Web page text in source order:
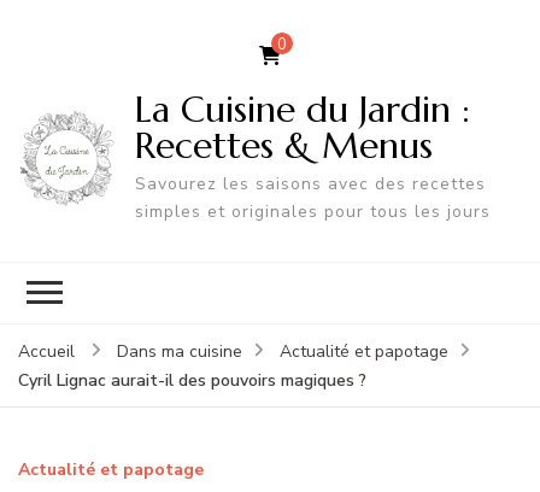
0
La Cuisine du Jardin :
Recettes & Menus
Savourez les saisons avec des recettes
simples et originales pour tous les jours
Accueil Dans ma cuisine
Actualité et papotage
Cyril Lignac aurait-il des pouvoirs magiques ?
Actualité et papotage